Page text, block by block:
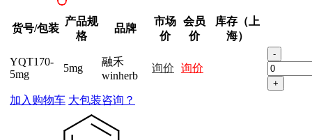
货号/包装
产品规
格
品牌
市场
价
会员
价
库存（上
海）
YQT170-
5mg
5mg
融禾
winherb
询价 询价
-
+
加入购物车 大包装咨询？